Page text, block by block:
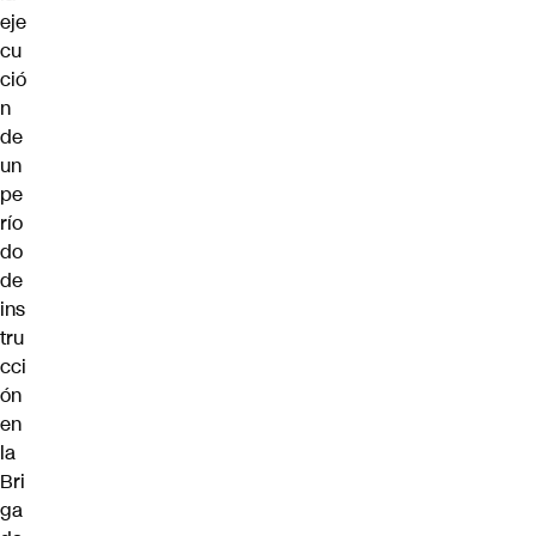
eje
cu
ció
n
de
un
pe
río
do
de
ins
tru
cci
ón
en
la
Bri
ga